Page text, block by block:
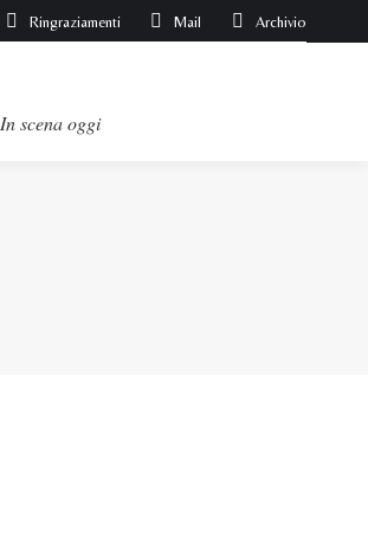
Ringraziamenti Mail Archivio
In scena oggi